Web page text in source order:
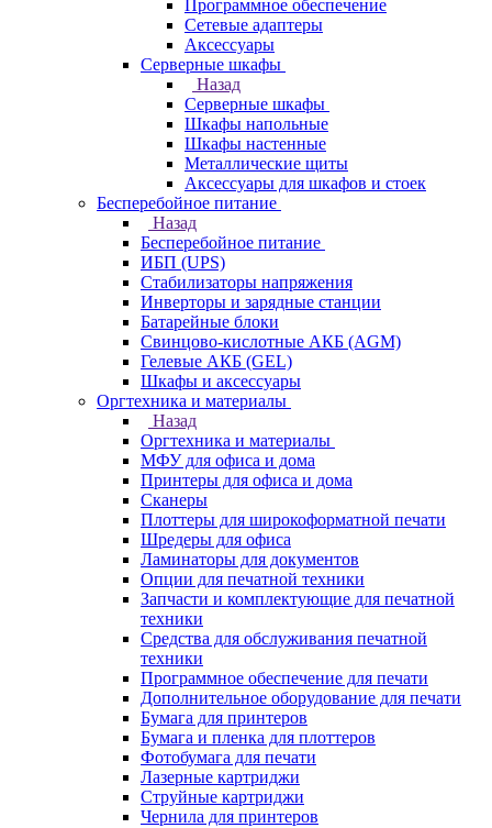
Программное обеспечение
Сетевые адаптеры
Аксессуары
Серверные шкафы
Назад
Серверные шкафы
Шкафы напольные
Шкафы настенные
Металлические щиты
Аксессуары для шкафов и стоек
Бесперебойное питание
Назад
Бесперебойное питание
ИБП (UPS)
Стабилизаторы напряжения
Инверторы и зарядные станции
Батарейные блоки
Свинцово-кислотные АКБ (AGM)
Гелевые АКБ (GEL)
Шкафы и аксессуары
Оргтехника и материалы
Назад
Оргтехника и материалы
МФУ для офиса и дома
Принтеры для офиса и дома
Сканеры
Плоттеры для широкоформатной печати
Шредеры для офиса
Ламинаторы для документов
Опции для печатной техники
Запчасти и комплектующие для печатной
техники
Средства для обслуживания печатной
техники
Программное обеспечение для печати
Дополнительное оборудование для печати
Бумага для принтеров
Бумага и пленка для плоттеров
Фотобумага для печати
Лазерные картриджи
Струйные картриджи
Чернила для принтеров